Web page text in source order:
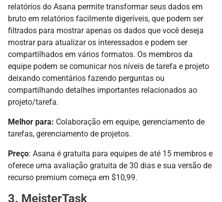
relatórios do Asana permite transformar seus dados em
bruto em relatórios facilmente digeríveis, que podem ser
filtrados para mostrar apenas os dados que você deseja
mostrar para atualizar os interessados e podem ser
compartilhados em vários formatos. Os membros da
equipe podem se comunicar nos níveis de tarefa e projeto
deixando comentários fazendo perguntas ou
compartilhando detalhes importantes relacionados ao
projeto/tarefa.
Melhor para: Colaboração em equipe, gerenciamento de
tarefas, gerenciamento de projetos.
Preço: Asana é gratuita para equipes de até 15 membros e
oferece uma avaliação gratuita de 30 dias e sua versão de
recurso premium começa em $10,99.
3. MeisterTask